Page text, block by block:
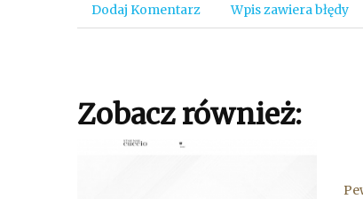
Dodaj Komentarz Wpis zawiera błędy
Zobacz również: